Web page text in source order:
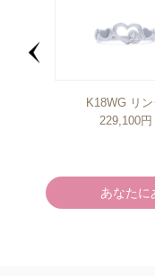
K18WG リ
229,100円
あなたに